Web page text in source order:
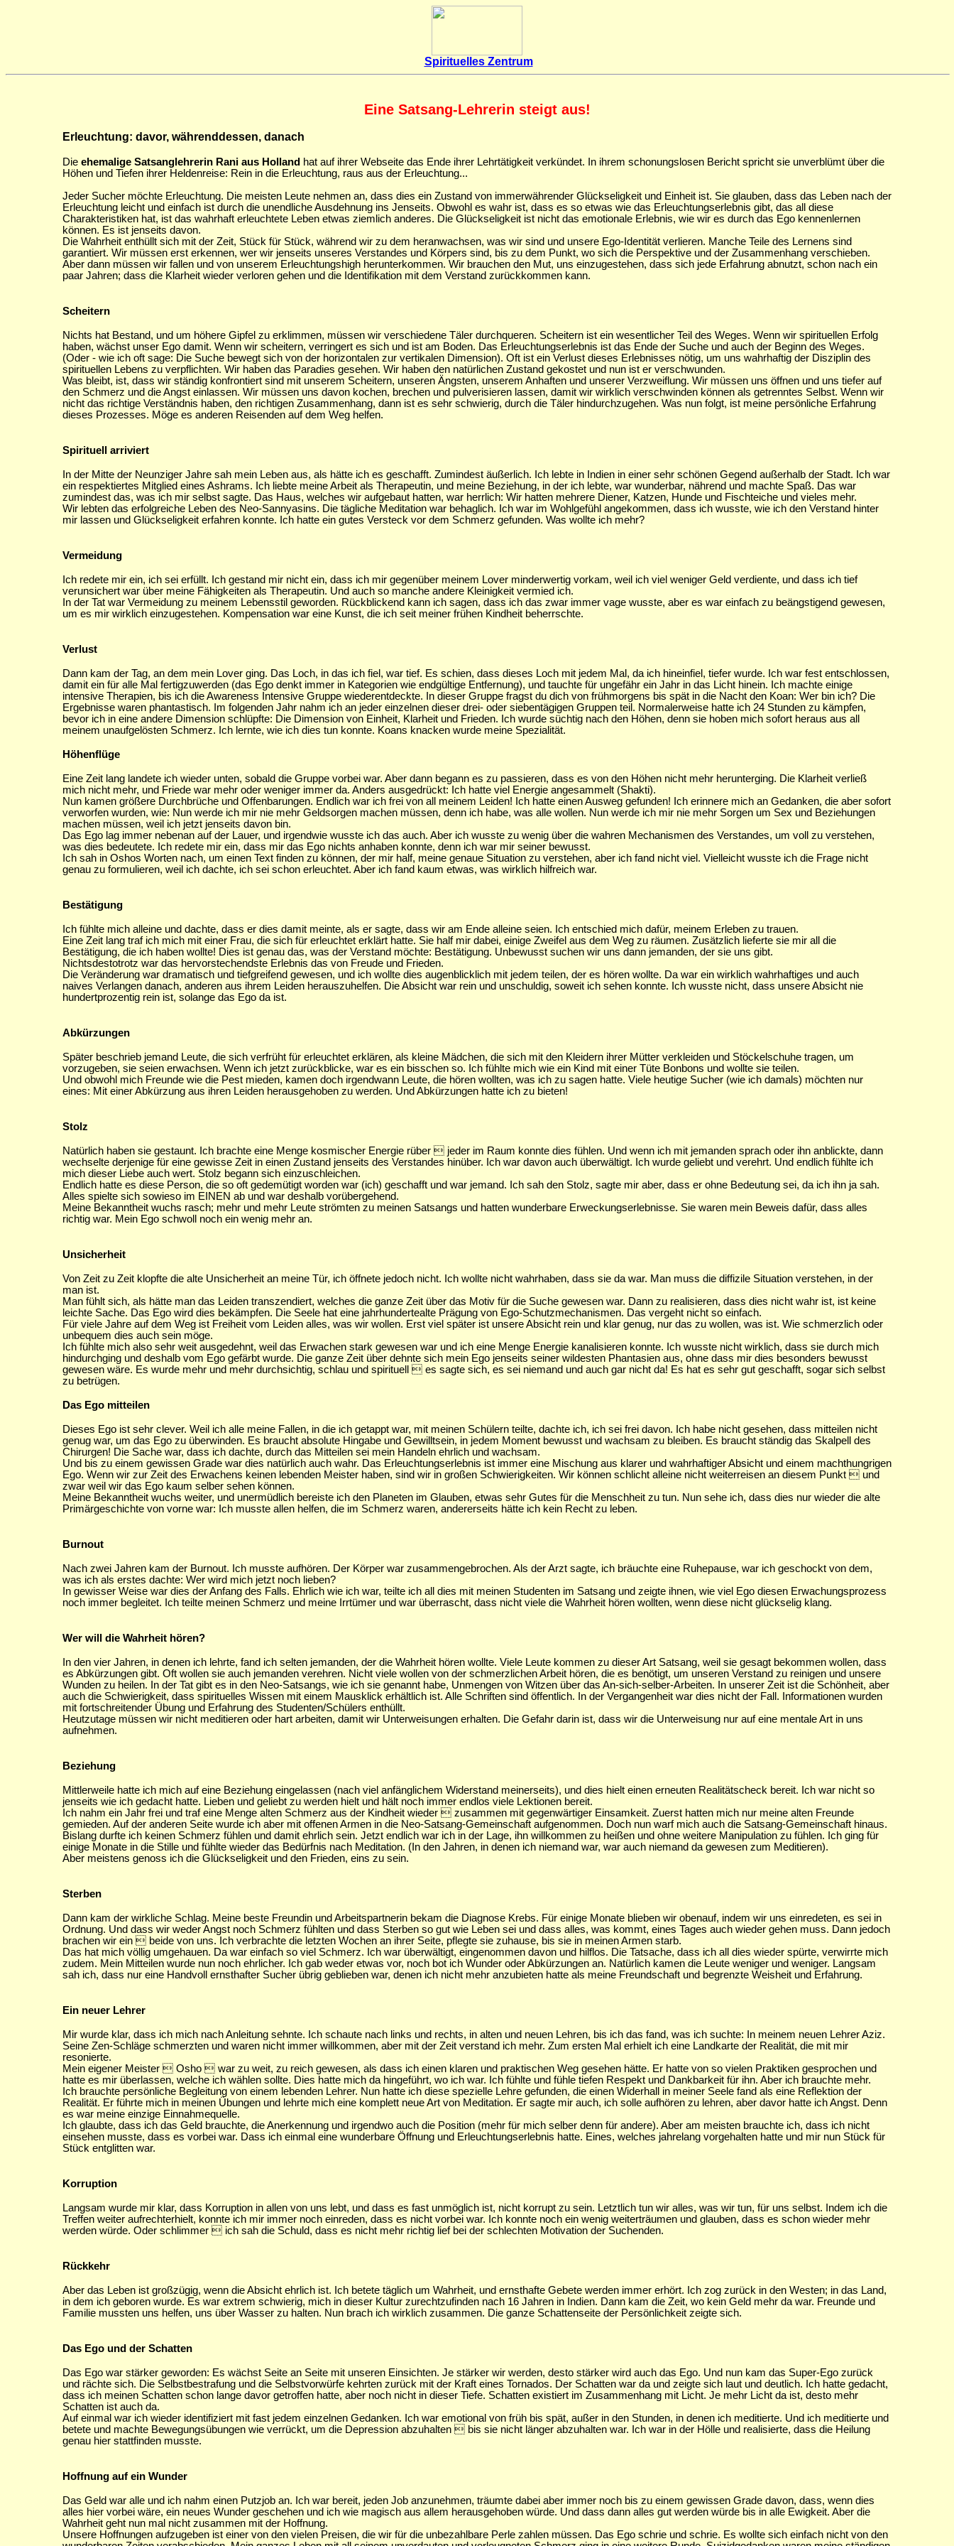
Spirituelles Zentrum
Eine Satsang-Lehrerin steigt aus!
Erleuchtung: davor, währenddessen, danach
Die ehemalige Satsanglehrerin Rani aus Holland hat auf ihrer Webseite das Ende ihrer Lehrtätigkeit verkündet. In ihrem schonungslosen Bericht spricht sie unverblümt über die
Höhen und Tiefen ihrer Heldenreise: Rein in die Erleuchtung, raus aus der Erleuchtung...
Jeder Sucher möchte Erleuchtung. Die meisten Leute nehmen an, dass dies ein Zustand von immerwährender Glückseligkeit und Einheit ist. Sie glauben, dass das Leben nach der
Erleuchtung leicht und einfach ist durch die unendliche Ausdehnung ins Jenseits. Obwohl es wahr ist, dass es so etwas wie das Erleuchtungserlebnis gibt, das all diese
Charakteristiken hat, ist das wahrhaft erleuchtete Leben etwas ziemlich anderes. Die Glückseligkeit ist nicht das emotionale Erlebnis, wie wir es durch das Ego kennenlernen
können. Es ist jenseits davon.
Die Wahrheit enthüllt sich mit der Zeit, Stück für Stück, während wir zu dem heranwachsen, was wir sind und unsere Ego-Identität verlieren. Manche Teile des Lernens sind
garantiert. Wir müssen erst erkennen, wer wir jenseits unseres Verstandes und Körpers sind, bis zu dem Punkt, wo sich die Perspektive und der Zusammenhang verschieben.
Aber dann müssen wir fallen und von unserem Erleuchtungshigh herunterkommen. Wir brauchen den Mut, uns einzugestehen, dass sich jede Erfahrung abnutzt, schon nach ein
paar Jahren; dass die Klarheit wieder verloren gehen und die Identifikation mit dem Verstand zurückkommen kann.
Scheitern
Nichts hat Bestand, und um höhere Gipfel zu erklimmen, müssen wir verschiedene Täler durchqueren. Scheitern ist ein wesentlicher Teil des Weges. Wenn wir spirituellen Erfolg
haben, wächst unser Ego damit. Wenn wir scheitern, verringert es sich und ist am Boden. Das Erleuchtungserlebnis ist das Ende der Suche und auch der Beginn des Weges.
(Oder - wie ich oft sage: Die Suche bewegt sich von der horizontalen zur vertikalen Dimension). Oft ist ein Verlust dieses Erlebnisses nötig, um uns wahrhaftig der Disziplin des
spirituellen Lebens zu verpflichten. Wir haben das Paradies gesehen. Wir haben den natürlichen Zustand gekostet und nun ist er verschwunden.
Was bleibt, ist, dass wir ständig konfrontiert sind mit unserem Scheitern, unseren Ängsten, unserem Anhaften und unserer Verzweiflung. Wir müssen uns öffnen und uns tiefer auf
den Schmerz und die Angst einlassen. Wir müssen uns davon kochen, brechen und pulverisieren lassen, damit wir wirklich verschwinden können als getrenntes Selbst. Wenn wir
nicht das richtige Verständnis haben, den richtigen Zusammenhang, dann ist es sehr schwierig, durch die Täler hindurchzugehen. Was nun folgt, ist meine persönliche Erfahrung
dieses Prozesses. Möge es anderen Reisenden auf dem Weg helfen.
Spirituell arriviert
In der Mitte der Neunziger Jahre sah mein Leben aus, als hätte ich es geschafft. Zumindest äußerlich. Ich lebte in Indien in einer sehr schönen Gegend außerhalb der Stadt. Ich war
ein respektiertes Mitglied eines Ashrams. Ich liebte meine Arbeit als Therapeutin, und meine Beziehung, in der ich lebte, war wunderbar, nährend und machte Spaß. Das war
zumindest das, was ich mir selbst sagte. Das Haus, welches wir aufgebaut hatten, war herrlich: Wir hatten mehrere Diener, Katzen, Hunde und Fischteiche und vieles mehr.
Wir lebten das erfolgreiche Leben des Neo-Sannyasins. Die tägliche Meditation war behaglich. Ich war im Wohlgefühl angekommen, dass ich wusste, wie ich den Verstand hinter
mir lassen und Glückseligkeit erfahren konnte. Ich hatte ein gutes Versteck vor dem Schmerz gefunden. Was wollte ich mehr?
Vermeidung
Ich redete mir ein, ich sei erfüllt. Ich gestand mir nicht ein, dass ich mir gegenüber meinem Lover minderwertig vorkam, weil ich viel weniger Geld verdiente, und dass ich tief
verunsichert war über meine Fähigkeiten als Therapeutin. Und auch so manche andere Kleinigkeit vermied ich.
In der Tat war Vermeidung zu meinem Lebensstil geworden. Rückblickend kann ich sagen, dass ich das zwar immer vage wusste, aber es war einfach zu beängstigend gewesen,
um es mir wirklich einzugestehen. Kompensation war eine Kunst, die ich seit meiner frühen Kindheit beherrschte.
Verlust
Dann kam der Tag, an dem mein Lover ging. Das Loch, in das ich fiel, war tief. Es schien, dass dieses Loch mit jedem Mal, da ich hineinfiel, tiefer wurde. Ich war fest entschlossen,
damit ein für alle Mal fertigzuwerden (das Ego denkt immer in Kategorien wie endgültige Entfernung), und tauchte für ungefähr ein Jahr in das Licht hinein. Ich machte einige
intensive Therapien, bis ich die Awareness Intensive Gruppe wiederentdeckte. In dieser Gruppe fragst du dich von frühmorgens bis spät in die Nacht den Koan: Wer bin ich? Die
Ergebnisse waren phantastisch. Im folgenden Jahr nahm ich an jeder einzelnen dieser drei- oder siebentägigen Gruppen teil. Normalerweise hatte ich 24 Stunden zu kämpfen,
bevor ich in eine andere Dimension schlüpfte: Die Dimension von Einheit, Klarheit und Frieden. Ich wurde süchtig nach den Höhen, denn sie hoben mich sofort heraus aus all
meinem unaufgelösten Schmerz. Ich lernte, wie ich dies tun konnte. Koans knacken wurde meine Spezialität.
Höhenflüge
Eine Zeit lang landete ich wieder unten, sobald die Gruppe vorbei war. Aber dann begann es zu passieren, dass es von den Höhen nicht mehr herunterging. Die Klarheit verließ
mich nicht mehr, und Friede war mehr oder weniger immer da. Anders ausgedrückt: Ich hatte viel Energie angesammelt (Shakti).
Nun kamen größere Durchbrüche und Offenbarungen. Endlich war ich frei von all meinem Leiden! Ich hatte einen Ausweg gefunden! Ich erinnere mich an Gedanken, die aber sofort
verworfen wurden, wie: Nun werde ich mir nie mehr Geldsorgen machen müssen, denn ich habe, was alle wollen. Nun werde ich mir nie mehr Sorgen um Sex und Beziehungen
machen müssen, weil ich jetzt jenseits davon bin.
Das Ego lag immer nebenan auf der Lauer, und irgendwie wusste ich das auch. Aber ich wusste zu wenig über die wahren Mechanismen des Verstandes, um voll zu verstehen,
was dies bedeutete. Ich redete mir ein, dass mir das Ego nichts anhaben konnte, denn ich war mir seiner bewusst.
Ich sah in Oshos Worten nach, um einen Text finden zu können, der mir half, meine genaue Situation zu verstehen, aber ich fand nicht viel. Vielleicht wusste ich die Frage nicht
genau zu formulieren, weil ich dachte, ich sei schon erleuchtet. Aber ich fand kaum etwas, was wirklich hilfreich war.
Bestätigung
Ich fühlte mich alleine und dachte, dass er dies damit meinte, als er sagte, dass wir am Ende alleine seien. Ich entschied mich dafür, meinem Erleben zu trauen.
Eine Zeit lang traf ich mich mit einer Frau, die sich für erleuchtet erklärt hatte. Sie half mir dabei, einige Zweifel aus dem Weg zu räumen. Zusätzlich lieferte sie mir all die
Bestätigung, die ich haben wollte! Dies ist genau das, was der Verstand möchte: Bestätigung. Unbewusst suchen wir uns dann jemanden, der sie uns gibt.
Nichtsdestotrotz war das hervorstechendste Erlebnis das von Freude und Frieden.
Die Veränderung war dramatisch und tiefgreifend gewesen, und ich wollte dies augenblicklich mit jedem teilen, der es hören wollte. Da war ein wirklich wahrhaftiges und auch
naives Verlangen danach, anderen aus ihrem Leiden herauszuhelfen. Die Absicht war rein und unschuldig, soweit ich sehen konnte. Ich wusste nicht, dass unsere Absicht nie
hundertprozentig rein ist, solange das Ego da ist.
Abkürzungen
Später beschrieb jemand Leute, die sich verfrüht für erleuchtet erklären, als kleine Mädchen, die sich mit den Kleidern ihrer Mütter verkleiden und Stöckelschuhe tragen, um
vorzugeben, sie seien erwachsen. Wenn ich jetzt zurückblicke, war es ein bisschen so. Ich fühlte mich wie ein Kind mit einer Tüte Bonbons und wollte sie teilen.
Und obwohl mich Freunde wie die Pest mieden, kamen doch irgendwann Leute, die hören wollten, was ich zu sagen hatte. Viele heutige Sucher (wie ich damals) möchten nur
eines: Mit einer Abkürzung aus ihren Leiden herausgehoben zu werden. Und Abkürzungen hatte ich zu bieten!
Stolz
Natürlich haben sie gestaunt. Ich brachte eine Menge kosmischer Energie rüber  jeder im Raum konnte dies fühlen. Und wenn ich mit jemanden sprach oder ihn anblickte, dann
wechselte derjenige für eine gewisse Zeit in einen Zustand jenseits des Verstandes hinüber. Ich war davon auch überwältigt. Ich wurde geliebt und verehrt. Und endlich fühlte ich
mich dieser Liebe auch wert. Stolz begann sich einzuschleichen.
Endlich hatte es diese Person, die so oft gedemütigt worden war (ich) geschafft und war jemand. Ich sah den Stolz, sagte mir aber, dass er ohne Bedeutung sei, da ich ihn ja sah.
Alles spielte sich sowieso im EINEN ab und war deshalb vorübergehend.
Meine Bekanntheit wuchs rasch; mehr und mehr Leute strömten zu meinen Satsangs und hatten wunderbare Erweckungserlebnisse. Sie waren mein Beweis dafür, dass alles
richtig war. Mein Ego schwoll noch ein wenig mehr an.
Unsicherheit
Von Zeit zu Zeit klopfte die alte Unsicherheit an meine Tür, ich öffnete jedoch nicht. Ich wollte nicht wahrhaben, dass sie da war. Man muss die diffizile Situation verstehen, in der
man ist.
Man fühlt sich, als hätte man das Leiden transzendiert, welches die ganze Zeit über das Motiv für die Suche gewesen war. Dann zu realisieren, dass dies nicht wahr ist, ist keine
leichte Sache. Das Ego wird dies bekämpfen. Die Seele hat eine jahrhundertealte Prägung von Ego-Schutzmechanismen. Das vergeht nicht so einfach.
Für viele Jahre auf dem Weg ist Freiheit vom Leiden alles, was wir wollen. Erst viel später ist unsere Absicht rein und klar genug, nur das zu wollen, was ist. Wie schmerzlich oder
unbequem dies auch sein möge.
Ich fühlte mich also sehr weit ausgedehnt, weil das Erwachen stark gewesen war und ich eine Menge Energie kanalisieren konnte. Ich wusste nicht wirklich, dass sie durch mich
hindurchging und deshalb vom Ego gefärbt wurde. Die ganze Zeit über dehnte sich mein Ego jenseits seiner wildesten Phantasien aus, ohne dass mir dies besonders bewusst
gewesen wäre. Es wurde mehr und mehr durchsichtig, schlau und spirituell  es sagte sich, es sei niemand und auch gar nicht da! Es hat es sehr gut geschafft, sogar sich selbst
zu betrügen.
Das Ego mitteilen
Dieses Ego ist sehr clever. Weil ich alle meine Fallen, in die ich getappt war, mit meinen Schülern teilte, dachte ich, ich sei frei davon. Ich habe nicht gesehen, dass mitteilen nicht
genug war, um das Ego zu überwinden. Es braucht absolute Hingabe und Gewilltsein, in jedem Moment bewusst und wachsam zu bleiben. Es braucht ständig das Skalpell des
Chirurgen! Die Sache war, dass ich dachte, durch das Mitteilen sei mein Handeln ehrlich und wachsam.
Und bis zu einem gewissen Grade war dies natürlich auch wahr. Das Erleuchtungserlebnis ist immer eine Mischung aus klarer und wahrhaftiger Absicht und einem machthungrigen
Ego. Wenn wir zur Zeit des Erwachens keinen lebenden Meister haben, sind wir in großen Schwierigkeiten. Wir können schlicht alleine nicht weiterreisen an diesem Punkt  und
zwar weil wir das Ego kaum selber sehen können.
Meine Bekanntheit wuchs weiter, und unermüdlich bereiste ich den Planeten im Glauben, etwas sehr Gutes für die Menschheit zu tun. Nun sehe ich, dass dies nur wieder die alte
Primärgeschichte von vorne war: Ich musste allen helfen, die im Schmerz waren, andererseits hätte ich kein Recht zu leben.
Burnout
Nach zwei Jahren kam der Burnout. Ich musste aufhören. Der Körper war zusammengebrochen. Als der Arzt sagte, ich bräuchte eine Ruhepause, war ich geschockt von dem,
was ich als erstes dachte: Wer wird mich jetzt noch lieben?
In gewisser Weise war dies der Anfang des Falls. Ehrlich wie ich war, teilte ich all dies mit meinen Studenten im Satsang und zeigte ihnen, wie viel Ego diesen Erwachungsprozess
noch immer begleitet. Ich teilte meinen Schmerz und meine Irrtümer und war überrascht, dass nicht viele die Wahrheit hören wollten, wenn diese nicht glückselig klang.
Wer will die Wahrheit hören?
In den vier Jahren, in denen ich lehrte, fand ich selten jemanden, der die Wahrheit hören wollte. Viele Leute kommen zu dieser Art Satsang, weil sie gesagt bekommen wollen, dass
es Abkürzungen gibt. Oft wollen sie auch jemanden verehren. Nicht viele wollen von der schmerzlichen Arbeit hören, die es benötigt, um unseren Verstand zu reinigen und unsere
Wunden zu heilen. In der Tat gibt es in den Neo-Satsangs, wie ich sie genannt habe, Unmengen von Witzen über das An-sich-selber-Arbeiten. In unserer Zeit ist die Schönheit, aber
auch die Schwierigkeit, dass spirituelles Wissen mit einem Mausklick erhältlich ist. Alle Schriften sind öffentlich. In der Vergangenheit war dies nicht der Fall. Informationen wurden
mit fortschreitender Übung und Erfahrung des Studenten/Schülers enthüllt.
Heutzutage müssen wir nicht meditieren oder hart arbeiten, damit wir Unterweisungen erhalten. Die Gefahr darin ist, dass wir die Unterweisung nur auf eine mentale Art in uns
aufnehmen.
Beziehung
Mittlerweile hatte ich mich auf eine Beziehung eingelassen (nach viel anfänglichem Widerstand meinerseits), und dies hielt einen erneuten Realitätscheck bereit. Ich war nicht so
jenseits wie ich gedacht hatte. Lieben und geliebt zu werden hielt und hält noch immer endlos viele Lektionen bereit.
Ich nahm ein Jahr frei und traf eine Menge alten Schmerz aus der Kindheit wieder  zusammen mit gegenwärtiger Einsamkeit. Zuerst hatten mich nur meine alten Freunde
gemieden. Auf der anderen Seite wurde ich aber mit offenen Armen in die Neo-Satsang-Gemeinschaft aufgenommen. Doch nun warf mich auch die Satsang-Gemeinschaft hinaus.
Bislang durfte ich keinen Schmerz fühlen und damit ehrlich sein. Jetzt endlich war ich in der Lage, ihn willkommen zu heißen und ohne weitere Manipulation zu fühlen. Ich ging für
einige Monate in die Stille und fühlte wieder das Bedürfnis nach Meditation. (In den Jahren, in denen ich niemand war, war auch niemand da gewesen zum Meditieren).
Aber meistens genoss ich die Glückseligkeit und den Frieden, eins zu sein.
Sterben
Dann kam der wirkliche Schlag. Meine beste Freundin und Arbeitspartnerin bekam die Diagnose Krebs. Für einige Monate blieben wir obenauf, indem wir uns einredeten, es sei in
Ordnung. Und dass wir weder Angst noch Schmerz fühlten und dass Sterben so gut wie Leben sei und dass alles, was kommt, eines Tages auch wieder gehen muss. Dann jedoch
brachen wir ein  beide von uns. Ich verbrachte die letzten Wochen an ihrer Seite, pflegte sie zuhause, bis sie in meinen Armen starb.
Das hat mich völlig umgehauen. Da war einfach so viel Schmerz. Ich war überwältigt, eingenommen davon und hilflos. Die Tatsache, dass ich all dies wieder spürte, verwirrte mich
zudem. Mein Mitteilen wurde nun noch ehrlicher. Ich gab weder etwas vor, noch bot ich Wunder oder Abkürzungen an. Natürlich kamen die Leute weniger und weniger. Langsam
sah ich, dass nur eine Handvoll ernsthafter Sucher übrig geblieben war, denen ich nicht mehr anzubieten hatte als meine Freundschaft und begrenzte Weisheit und Erfahrung.
Ein neuer Lehrer
Mir wurde klar, dass ich mich nach Anleitung sehnte. Ich schaute nach links und rechts, in alten und neuen Lehren, bis ich das fand, was ich suchte: In meinem neuen Lehrer Aziz.
Seine Zen-Schläge schmerzten und waren nicht immer willkommen, aber mit der Zeit verstand ich mehr. Zum ersten Mal erhielt ich eine Landkarte der Realität, die mit mir
resonierte.
Mein eigener Meister  Osho  war zu weit, zu reich gewesen, als dass ich einen klaren und praktischen Weg gesehen hätte. Er hatte von so vielen Praktiken gesprochen und
hatte es mir überlassen, welche ich wählen sollte. Dies hatte mich da hingeführt, wo ich war. Ich fühlte und fühle tiefen Respekt und Dankbarkeit für ihn. Aber ich brauchte mehr.
Ich brauchte persönliche Begleitung von einem lebenden Lehrer. Nun hatte ich diese spezielle Lehre gefunden, die einen Widerhall in meiner Seele fand als eine Reflektion der
Realität. Er führte mich in meinen Übungen und lehrte mich eine komplett neue Art von Meditation. Er sagte mir auch, ich solle aufhören zu lehren, aber davor hatte ich Angst. Denn
es war meine einzige Einnahmequelle.
Ich glaubte, dass ich das Geld brauchte, die Anerkennung und irgendwo auch die Position (mehr für mich selber denn für andere). Aber am meisten brauchte ich, dass ich nicht
einsehen musste, dass es vorbei war. Dass ich einmal eine wunderbare Öffnung und Erleuchtungserlebnis hatte. Eines, welches jahrelang vorgehalten hatte und mir nun Stück für
Stück entglitten war.
Korruption
Langsam wurde mir klar, dass Korruption in allen von uns lebt, und dass es fast unmöglich ist, nicht korrupt zu sein. Letztlich tun wir alles, was wir tun, für uns selbst. Indem ich die
Treffen weiter aufrechterhielt, konnte ich mir immer noch einreden, dass es nicht vorbei war. Ich konnte noch ein wenig weiterträumen und glauben, dass es schon wieder mehr
werden würde. Oder schlimmer  ich sah die Schuld, dass es nicht mehr richtig lief bei der schlechten Motivation der Suchenden.
Rückkehr
Aber das Leben ist großzügig, wenn die Absicht ehrlich ist. Ich betete täglich um Wahrheit, und ernsthafte Gebete werden immer erhört. Ich zog zurück in den Westen; in das Land,
in dem ich geboren wurde. Es war extrem schwierig, mich in dieser Kultur zurechtzufinden nach 16 Jahren in Indien. Dann kam die Zeit, wo kein Geld mehr da war. Freunde und
Familie mussten uns helfen, uns über Wasser zu halten. Nun brach ich wirklich zusammen. Die ganze Schattenseite der Persönlichkeit zeigte sich.
Das Ego und der Schatten
Das Ego war stärker geworden: Es wächst Seite an Seite mit unseren Einsichten. Je stärker wir werden, desto stärker wird auch das Ego. Und nun kam das Super-Ego zurück
und rächte sich. Die Selbstbestrafung und die Selbstvorwürfe kehrten zurück mit der Kraft eines Tornados. Der Schatten war da und zeigte sich laut und deutlich. Ich hatte gedacht,
dass ich meinen Schatten schon lange davor getroffen hatte, aber noch nicht in dieser Tiefe. Schatten existiert im Zusammenhang mit Licht. Je mehr Licht da ist, desto mehr
Schatten ist auch da.
Auf einmal war ich wieder identifiziert mit fast jedem einzelnen Gedanken. Ich war emotional von früh bis spät, außer in den Stunden, in denen ich meditierte. Und ich meditierte und
betete und machte Bewegungsübungen wie verrückt, um die Depression abzuhalten  bis sie nicht länger abzuhalten war. Ich war in der Hölle und realisierte, dass die Heilung
genau hier stattfinden musste.
Hoffnung auf ein Wunder
Das Geld war alle und ich nahm einen Putzjob an. Ich war bereit, jeden Job anzunehmen, träumte dabei aber immer noch bis zu einem gewissen Grade davon, dass, wenn dies
alles hier vorbei wäre, ein neues Wunder geschehen und ich wie magisch aus allem herausgehoben würde. Und dass dann alles gut werden würde bis in alle Ewigkeit. Aber die
Wahrheit geht nun mal nicht zusammen mit der Hoffnung.
Unsere Hoffnungen aufzugeben ist einer von den vielen Preisen, die wir für die unbezahlbare Perle zahlen müssen. Das Ego schrie und schrie. Es wollte sich einfach nicht von den